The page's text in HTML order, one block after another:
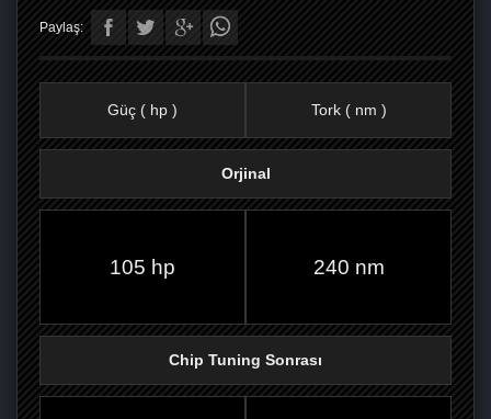
Paylaş:
Güç ( hp ) Tork ( nm )
Orjinal
105 hp 240 nm
Chip Tuning Sonrası